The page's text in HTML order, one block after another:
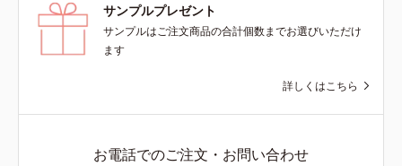
サンプルプレゼント
サンプルはご注文商品の合計個数までお選びいただけ
ます
詳しくはこちら
お電話でのご注文・お問い合わせ